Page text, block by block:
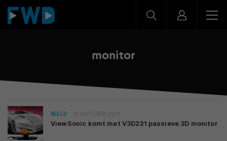
monitor
BEELD 19 OKTOBER 2011
ViewSonic komt met V3D231 passieve 3D monitor